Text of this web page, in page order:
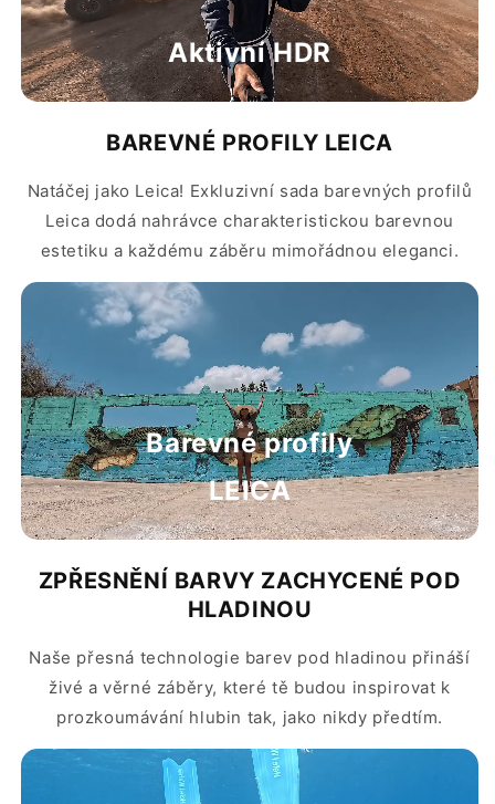
Aktivní HDR
BAREVNÉ PROFILY LEICA
Natáčej jako Leica! Exkluzivní sada barevných profilů
Leica dodá nahrávce charakteristickou barevnou
estetiku a každému záběru mimořádnou eleganci.
Barevné profily
LEICA
ZPŘESNĚNÍ BARVY ZACHYCENÉ POD
HLADINOU
Naše přesná technologie barev pod hladinou přináší
živé a věrné záběry, které tě budou inspirovat k
prozkoumávání hlubin tak, jako nikdy předtím.